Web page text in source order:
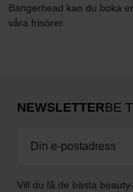
Bangerhead kan du boka
våra frisörer.
NEWSLETTERBE
Vill du få de bästa